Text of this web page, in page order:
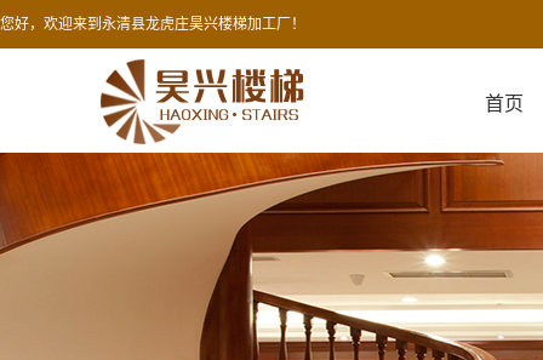
您好，欢迎来到永清县龙虎庄昊兴楼梯加工厂！
首页